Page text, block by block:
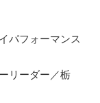
パフォーマンス
リーダー／栃